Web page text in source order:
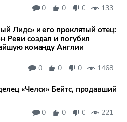
0 0 0 133
Лидс» и его проклятый отец:
Реви создал и погубил
команду Англии
0 0 0 1468
«Челси» Бейтс, продавший
0 0 0 221